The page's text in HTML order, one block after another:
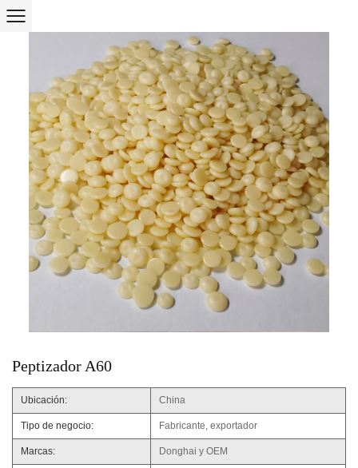
Peptizador A60
Ubicación: China
Tipo de negocio: Fabricante, exportador
Marcas: Donghai y OEM